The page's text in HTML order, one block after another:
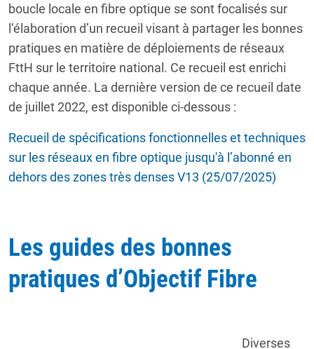
boucle locale en fibre optique se sont focalisés sur
l’élaboration d’un recueil visant à partager les bonnes
pratiques en matière de déploiements de réseaux
FttH sur le territoire national. Ce recueil est enrichi
chaque année. La dernière version de ce recueil date
de juillet 2022, est disponible ci-dessous :
Recueil de spécifications fonctionnelles et techniques
sur les réseaux en fibre optique jusqu'à l’abonné en
dehors des zones très denses V13 (25/07/2025)
Les guides des bonnes
pratiques d’Objectif Fibre
Diverses